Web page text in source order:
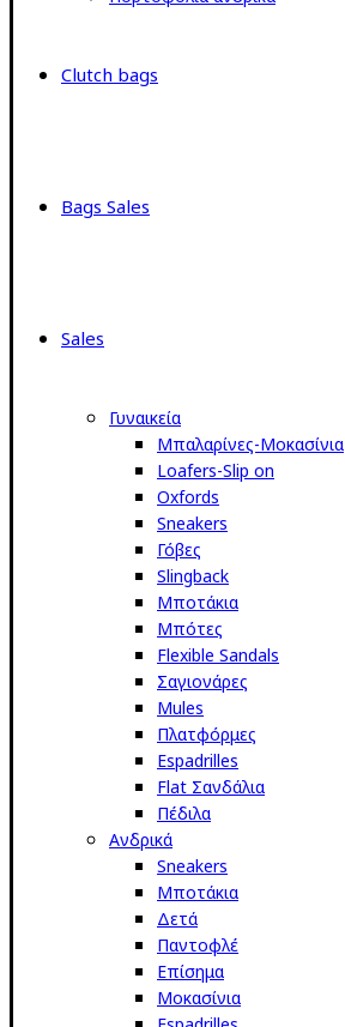
Clutch bags
Bags Sales
Sales
Γυναικεία
Μπαλαρίνες-Μοκασίνια
Loafers-Slip on
Oxfords
Sneakers
Γόβες
Slingback
Μποτάκια
Μπότες
Flexible Sandals
Σαγιονάρες
Mules
Πλατφόρμες
Espadrilles
Flat Σανδάλια
Πέδιλα
Ανδρικά
Sneakers
Μποτάκια
Δετά
Παντοφλέ
Επίσημα
Μοκασίνια